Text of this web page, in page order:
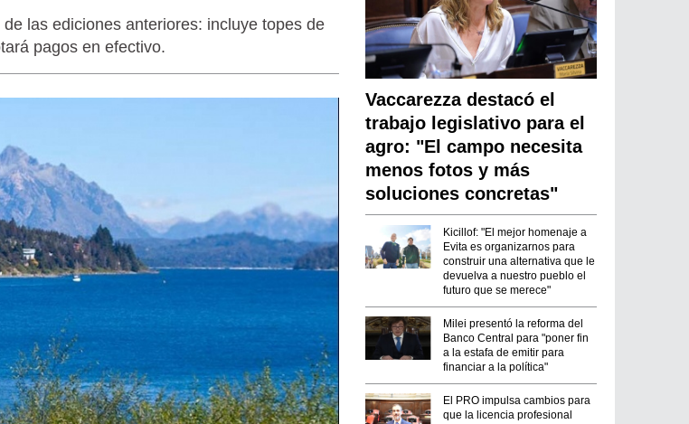
las ediciones anteriores: incluye topes de
pagos en efectivo.
Vaccarezza destacó el
trabajo legislativo para el
agro: "El campo necesita
menos fotos y más
soluciones concretas"
Kicillof: "El mejor homenaje a
Evita es organizarnos para
construir una alternativa que le
devuelva a nuestro pueblo el
futuro que se merece"
Milei presentó la reforma del
Banco Central para "poner fin
a la estafa de emitir para
financiar a la política"
El PRO impulsa cambios para
que la licencia profesional